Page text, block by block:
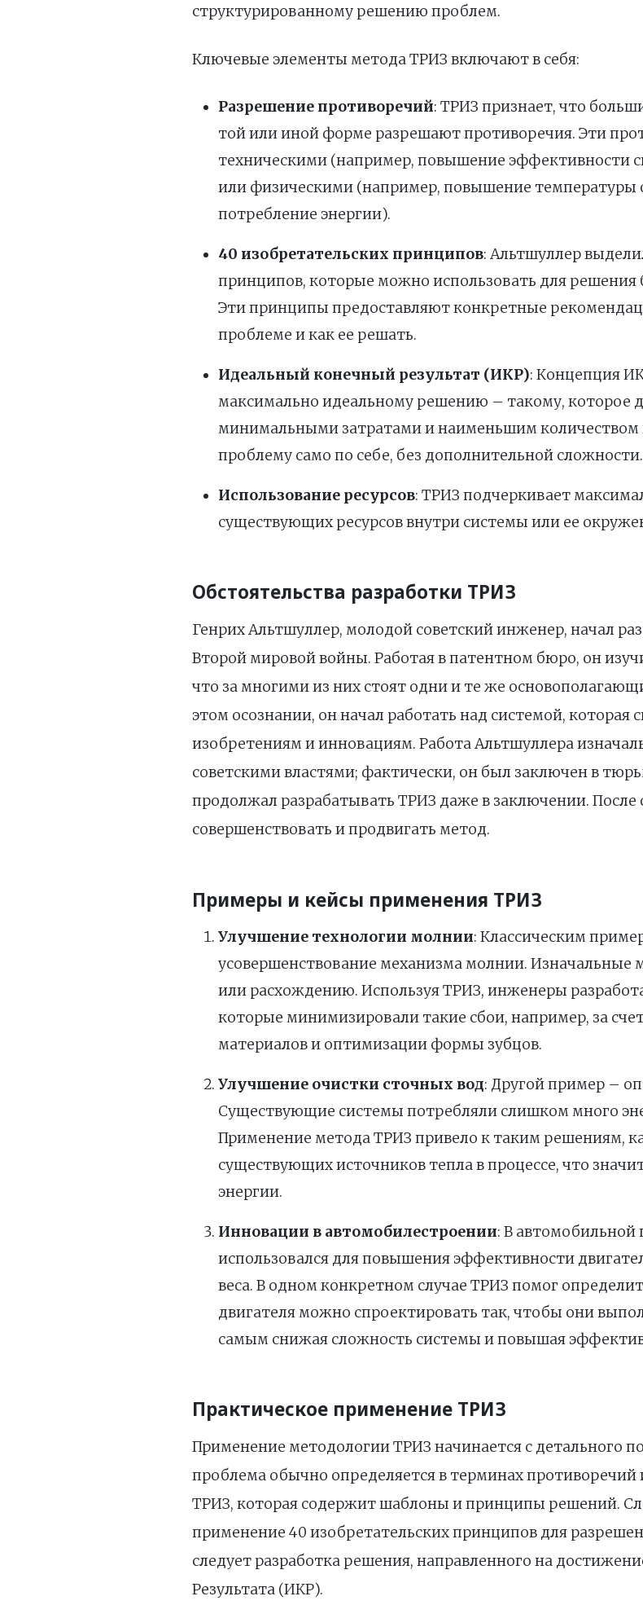
структурированному решению проблем.
Ключевые элементы метода ТРИЗ включают в себя:
Разрешение противоречий: ТРИЗ признает, что
той или иной форме разрешают противоречия. Эти
техническими (например, повышение эффективности
или физическими (например, повышение температуры
потребление энергии).
40 изобретательских принципов: Альтшуллер
принципов, которые можно использовать для решения
Эти принципы предоставляют конкретные
проблеме и как ее решать.
Идеальный конечный результат (ИКР): Концепция
максимально идеальному решению – такому, которое
минимальными затратами и наименьшим количеством
проблему само по себе, без дополнительной сложности.
Использование ресурсов: ТРИЗ подчеркивает
существующих ресурсов внутри системы или ее
Обстоятельства разработки ТРИЗ
Генрих Альтшуллер, молодой советский инженер, начал
Второй мировой войны. Работая в патентном бюро, он
что за многими из них стоят одни и те же
этом осознании, он начал работать над системой, которая
изобретениям и инновациям. Работа Альтшуллера
советскими властями; фактически, он был заключен в
продолжал разрабатывать ТРИЗ даже в заключении.
совершенствовать и продвигать метод.
Примеры и кейсы применения ТРИЗ
Улучшение технологии молнии: Классическим
усовершенствование механизма молнии.
или расхождению. Используя ТРИЗ, инженеры
которые минимизировали такие сбои, например, за
материалов и оптимизации формы зубцов.
Улучшение очистки сточных вод: Другой пример –
Существующие системы потребляли слишком много
Применение метода ТРИЗ привело к таким решениям,
существующих источников тепла в процессе, что
энергии.
Инновации в автомобилестроении: В
использовался для повышения эффективности
веса. В одном конкретном случае ТРИЗ помог
двигателя можно спроектировать так, чтобы они
самым снижая сложность системы и повышая
Практическое применение ТРИЗ
Применение методологии ТРИЗ начинается с детального
проблема обычно определяется в терминах противоречий
ТРИЗ, которая содержит шаблоны и принципы решений.
применение 40 изобретательских принципов для
следует разработка решения, направленного на
Результата (ИКР).